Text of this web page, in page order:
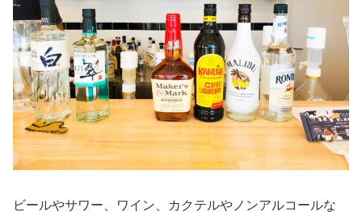
ビールやサワー、ワイン、カクテルやノンアルコールな